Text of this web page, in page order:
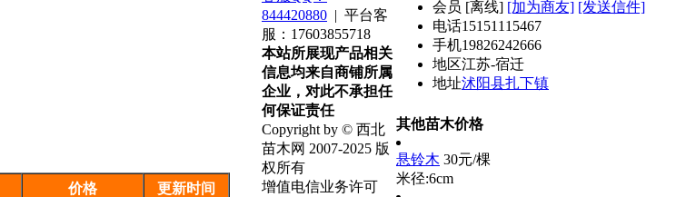
会员 [离线] [加为商友] [发送信件]
电话15151115467
手机19826242666
地区江苏-宿迁
地址沭阳县扎下镇
价格 更新时间
其他苗木价格
悬铃木 30元/棵
米径:6cm
844420880 | 平台客
服：17603855718
本站所展现产品相关
信息均来自商铺所属
企业，对此不承担任
何保证责任
Copyright by © 西北
苗木网 2007-2025 版
权所有
增值电信业务许可